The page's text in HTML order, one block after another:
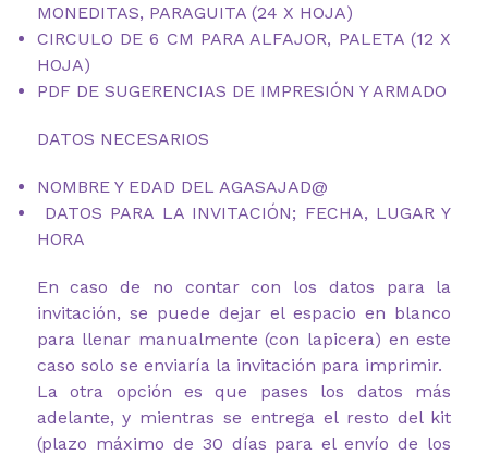
MONEDITAS, PARAGUITA (24 X HOJA)
CIRCULO DE 6 CM PARA ALFAJOR, PALETA (12 X
HOJA)
PDF DE SUGERENCIAS DE IMPRESIÓN Y ARMADO
DATOS NECESARIOS
NOMBRE Y EDAD DEL AGASAJAD@
DATOS PARA LA INVITACIÓN; FECHA, LUGAR Y
HORA
En caso de no contar con los datos para la
invitación, se puede dejar el espacio en blanco
para llenar manualmente (con lapicera) en este
caso solo se enviaría la invitación para imprimir.
La otra opción es que pases los datos más
adelante, y mientras se entrega el resto del kit
(plazo máximo de 30 días para el envío de los